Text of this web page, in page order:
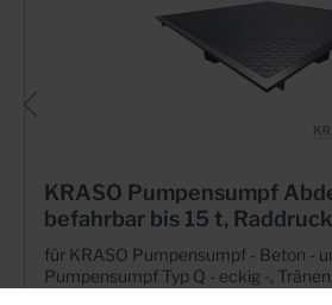
KRASO Pumpensumpf
befahrbar bis 15 t,
für KRASO Pumpensumpf - Beton -
Pumpensumpf Typ Q - eckig -,